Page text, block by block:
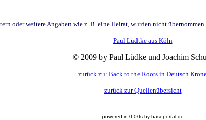
oder weitere Angaben wie z. B. eine Heirat, wurden nicht übernommen.
Paul Lüdtke aus Köln
© 2009 by Paul Lüdke und Joachim
zurück zu: Back to the Roots in Deutsch
zurück zur Quellenübersicht
powered in 0.00s by baseportal.de